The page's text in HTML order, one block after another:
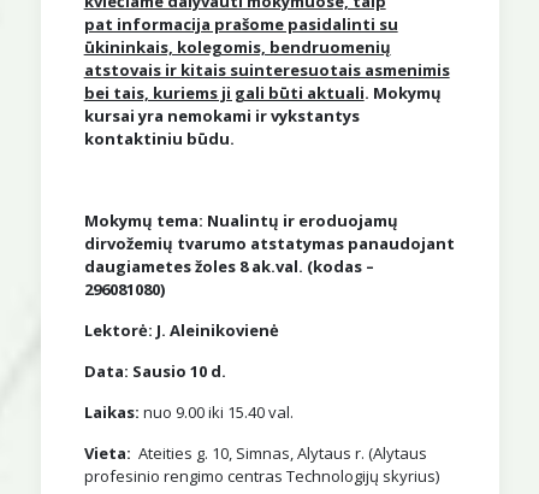
pat informacija prašome pasidalinti su
ūkininkais, kolegomis, bendruomenių
atstovais ir kitais suinteresuotais asmenimis
bei tais, kuriems ji gali būti aktuali. Mokymų
kursai yra nemokami ir vykstantys
kontaktiniu būdu.
Mokymų tema: Nualintų ir eroduojamų
dirvožemių tvarumo atstatymas panaudojant
daugiametes žoles 8 ak.val. (kodas –
296081080)
Lektorė: J. Aleinikovienė
Data: Sausio 10 d.
Laikas: nuo 9.00 iki 15.40 val.
Vieta: Ateities g. 10, Simnas, Alytaus r. (Alytaus
profesinio rengimo centras Technologijų skyrius)